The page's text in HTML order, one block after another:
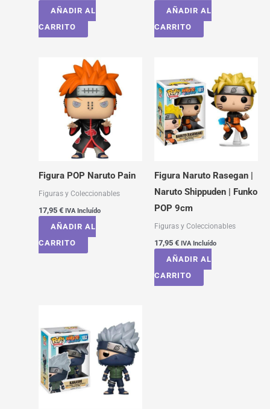
AÑADIR AL
CARRITO
AÑADIR AL
CARRITO
Figura POP Naruto Pain
Figuras y Coleccionables
17,95 € IVA Incluído
AÑADIR AL
CARRITO
Figura Naruto Rasegan |
Naruto Shippuden | Funko
POP 9cm
Figuras y Coleccionables
17,95 € IVA Incluído
AÑADIR AL
CARRITO